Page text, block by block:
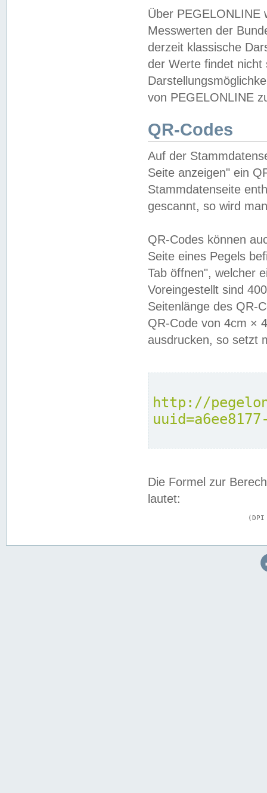
Über PEGELONLINE
Messwerten der
derzeit klassische
der Werte findet
von PEGELONLINE
QR-Codes
Auf der
Seite anzeigen" ein
Stammdatenseite
gescannt, so wird
QR-Codes können
Seite eines Pegels
Tab öffnen", welcher
Voreingestellt sind
Seitenlänge des QR-
QR-Code von 4cm ×
ausdrucken, so setzt
http://
Die Formel zur
lautet: